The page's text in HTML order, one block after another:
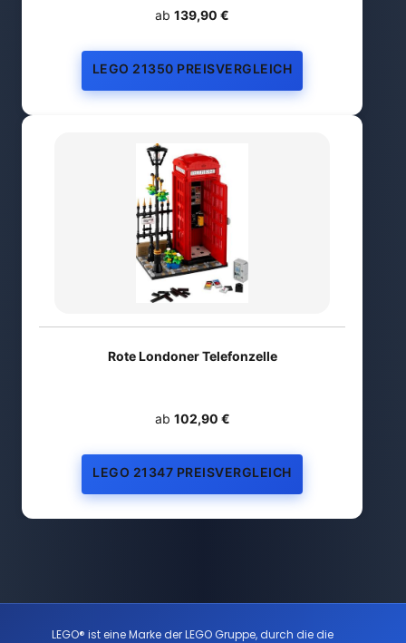
ab 139,90 €
LEGO 21350 PREISVERGLEICH
Rote Londoner Telefonzelle
ab 102,90 €
LEGO 21347 PREISVERGLEICH
LEGO® ist eine Marke der LEGO Gruppe, durch die die